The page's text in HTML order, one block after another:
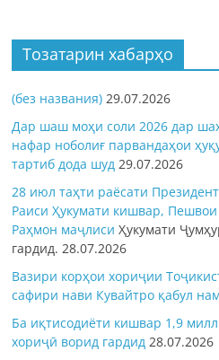
Тозатарин хабарҳо
(без названия) 29.07.2026
Дар шаш моҳи соли 2026 дар
нафар ноболиғ парвандаҳои
тартиб дода шуд 29.07.2026
28 июл таҳти раёсати
Раиси Ҳукумати кишвар,
Раҳмон маҷлисиҲукумати
гардид.28.07.2026
Вазири корҳои хориҷии
сафири нави Кувайтро қабул
Ба иқтисодиёти кишвар 1,9
хориҷӣ ворид гардид 28.07.2026